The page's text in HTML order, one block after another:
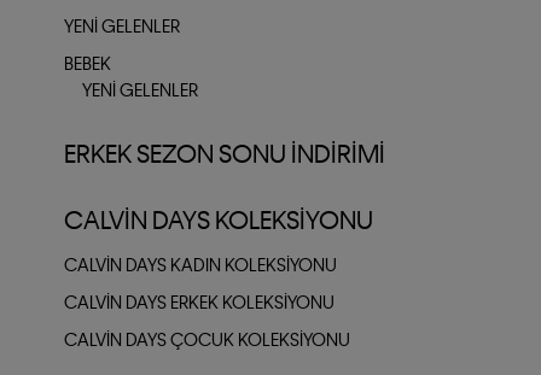
YENI GELENLER
BEBEK
YENI GELENLER
ERKEK SEZON SONU İNDIRIMI
CALVIN DAYS KOLEKSIYONU
CALVIN DAYS KADIN KOLEKSIYONU
CALVIN DAYS ERKEK KOLEKSIYONU
CALVIN DAYS ÇOCUK KOLEKSIYONU